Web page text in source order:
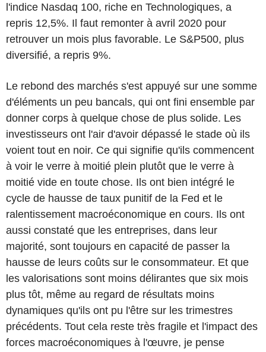
l'indice Nasdaq 100, riche en Technologiques, a
repris 12,5%. Il faut remonter à avril 2020 pour
retrouver un mois plus favorable. Le S&P500, plus
diversifié, a repris 9%.
Le rebond des marchés s'est appuyé sur une somme
d'éléments un peu bancals, qui ont fini ensemble par
donner corps à quelque chose de plus solide. Les
investisseurs ont l'air d'avoir dépassé le stade où ils
voient tout en noir. Ce qui signifie qu'ils commencent
à voir le verre à moitié plein plutôt que le verre à
moitié vide en toute chose. Ils ont bien intégré le
cycle de hausse de taux punitif de la Fed et le
ralentissement macroéconomique en cours. Ils ont
aussi constaté que les entreprises, dans leur
majorité, sont toujours en capacité de passer la
hausse de leurs coûts sur le consommateur. Et que
les valorisations sont moins délirantes que six mois
plus tôt, même au regard de résultats moins
dynamiques qu'ils ont pu l'être sur les trimestres
précédents. Tout cela reste très fragile et l'impact des
forces macroéconomiques à l'œuvre, je pense